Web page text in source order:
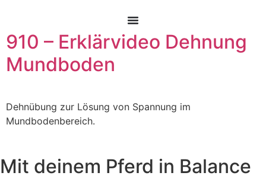
springen
910 – Erklärvideo Dehnung
Mundboden
Dehnübung zur Lösung von Spannung im
Mundbodenbereich.
Mit deinem Pferd in Balance